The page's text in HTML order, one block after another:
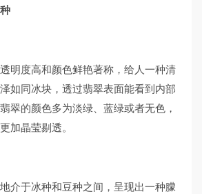
明度高和颜色鲜艳著称，给人一种清
如同冰块，透过翡翠表面能看到内部
翠的颜色多为淡绿、蓝绿或者无色，
加晶莹剔透。
介于冰种和豆种之间，呈现出一种朦